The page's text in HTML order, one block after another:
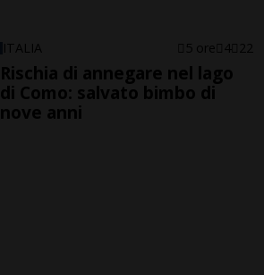
ITALIA 5 ore 4 22
Rischia di annegare nel lago
di Como: salvato bimbo di
nove anni